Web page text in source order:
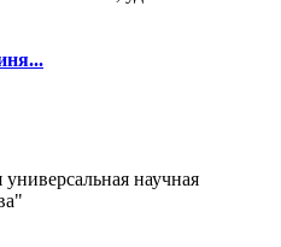
научная